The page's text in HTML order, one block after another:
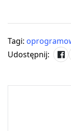
Tagi:
Udostępnij: